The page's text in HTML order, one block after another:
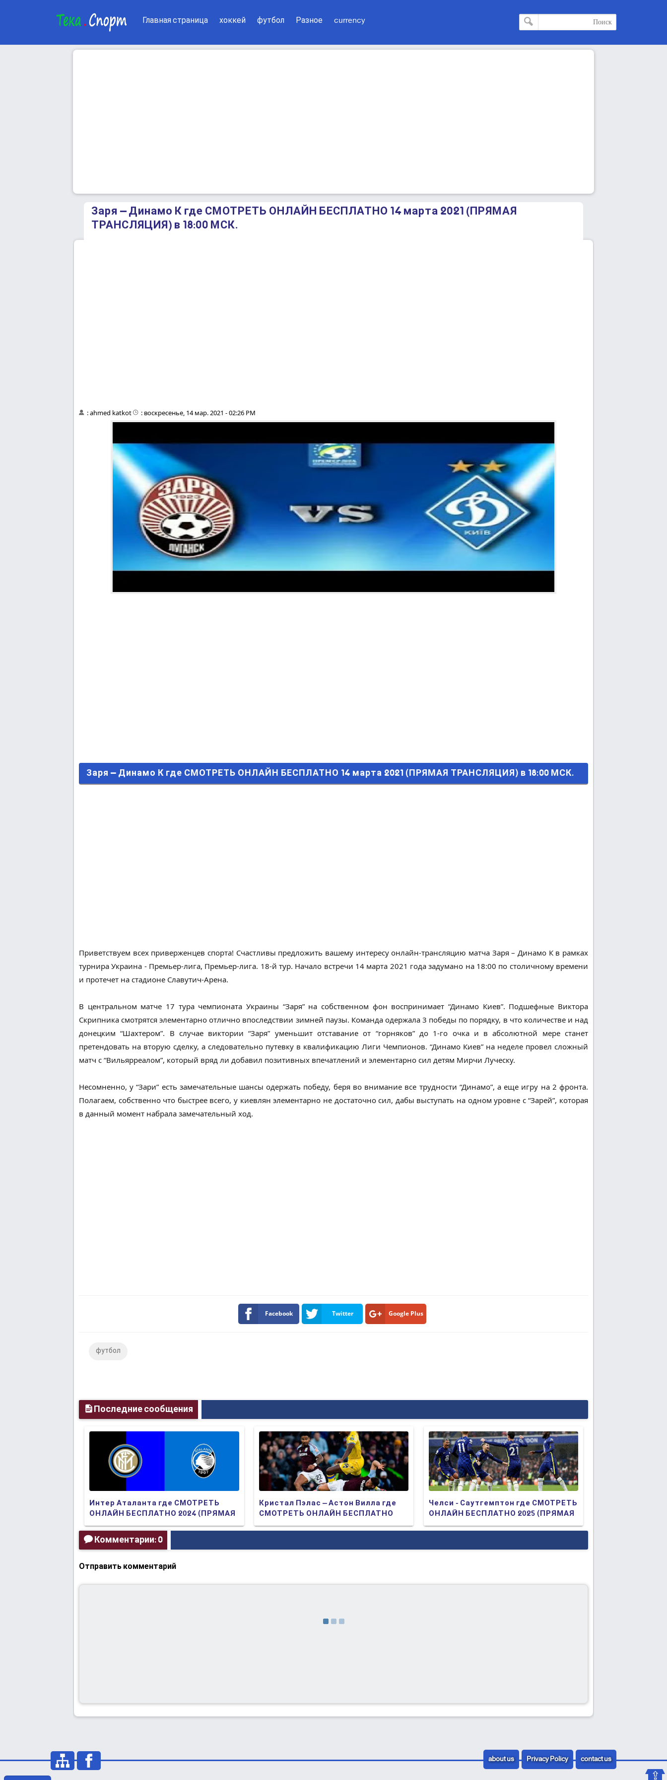
Главная страница хоккей футбол Разное currency
Заря – Динамо К где СМОТРЕТЬ ОНЛАЙН БЕСПЛАТНО 14 марта 2021 (ПРЯМАЯ
ТРАНСЛЯЦИЯ) в 18:00 МСК.
:ahmed katkot : воскресенье, 14 мар. 2021 - 02:26 PM
Заря – Динамо К где СМОТРЕТЬ ОНЛАЙН БЕСПЛАТНО 14 марта 2021 (ПРЯМАЯ ТРАНСЛЯЦИЯ) в 18:00 МСК.
Заря – Динамо К где СМОТРЕТЬ ОНЛАЙН БЕСПЛАТНО 14 марта 2021 (ПРЯМАЯ ТРАНСЛЯЦИЯ) в 18:00 МСК.
Приветствуем всех приверженцев спорта! Счастливы предложить вашему интересу онлайн-трансляцию матча Заря – Динамо К в рамках
турнира Украина - Премьер-лига, Премьер-лига. 18-й тур. Начало встречи 14 марта 2021 года задумано на 18:00 по столичному времени
и протечет на стадионе Славутич-Арена.
В центральном матче 17 тура чемпионата Украины “Заря” на собственном фон воспринимает “Динамо Киев”. Подшефные Виктора
Скрипника смотрятся элементарно отлично впоследствии зимней паузы. Команда одержала 3 победы по порядку, в что количестве и над
донецким “Шахтером”. В случае виктории “Заря” уменьшит отставание от “горняков” до 1-го очка и в абсолютной мере станет
претендовать на вторую сделку, а следовательно путевку в квалификацию Лиги Чемпионов. “Динамо Киев” на неделе провел сложный
матч с “Вильярреалом”, который вряд ли добавил позитивных впечатлений и элементарно сил детям Мирчи Луческу.
Несомненно, у “Зари” есть замечательные шансы одержать победу, беря во внимание все трудности “Динамо”, а еще игру на 2 фронта.
Полагаем, собственно что быстрее всего, у киевлян элементарно не достаточно сил, дабы выступать на одном уровне с “Зарей”, которая
в данный момент набрала замечательный ход.
Facebook Twitter Google Plus
футбол
Последние сообщения
Челси - Саутгемптон где СМОТРЕТЬ
ОНЛАЙН БЕСПЛАТНО 2025 (ПРЯМАЯ
ТРАНСЛЯЦИЯ)
Кристал Пэлас – Астон Вилла где
СМОТРЕТЬ ОНЛАЙН БЕСПЛАТНО
2025 (ПРЯМАЯ ТРАНСЛЯЦИЯ)
Интер Аталанта где СМОТРЕТЬ
ОНЛАЙН БЕСПЛАТНО 2024 (ПРЯМАЯ
ТРАНСЛЯЦИЯ)
Комментарии: 0
Отправить комментарий
contact us
Privacy Policy
about us